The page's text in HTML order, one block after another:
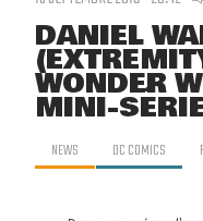
DANIEL
WONDER
MINI-
NEWS DC COMICS